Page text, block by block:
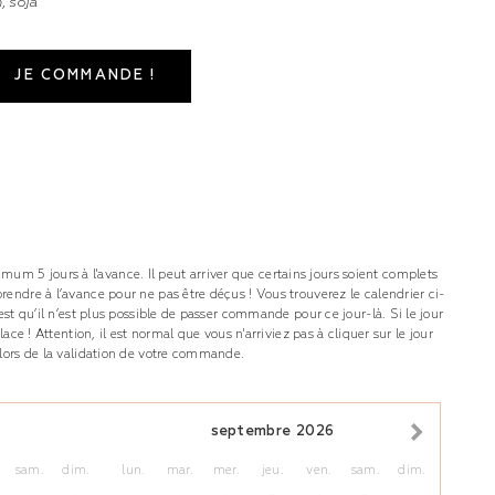
soja
JE COMMANDE !
5 jours à l'avance. Il peut arriver que certains jours soient complets
à l’avance pour ne pas être déçus ! Vous trouverez le calendrier ci-
qu’il n’est plus possible de passer commande pour ce jour-là. Si le jour
! Attention, il est normal que vous n'arriviez pas à cliquer sur le jour
de la validation de votre commande.
sam. dim.
septembre 2026
lun. mar. mer. jeu. ven. sam. dim.